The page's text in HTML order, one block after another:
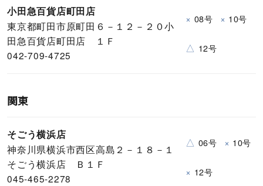
小田急百貨店町田店
東京都町田市原町田６－１２－２０小
田急百貨店町田店 １Ｆ
042-709-4725
× 08号 × 10号
△ 12号
関東
そごう横浜店
神奈川県横浜市西区高島２－１８－１
そごう横浜店 Ｂ１Ｆ
045-465-2278
△ 06号 × 10号
× 12号